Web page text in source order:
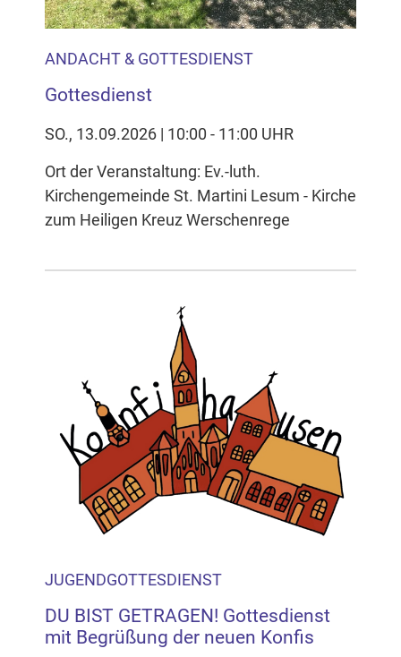
ANDACHT & GOTTESDIENST
Gottesdienst
SO., 13.09.2026 | 10:00 - 11:00 UHR
Ort der Veranstaltung: Ev.-luth.
Kirchengemeinde St. Martini Lesum - Kirche
zum Heiligen Kreuz Werschenrege
JUGENDGOTTESDIENST
DU BIST GETRAGEN! Gottesdienst
mit Begrüßung der neuen Konfis